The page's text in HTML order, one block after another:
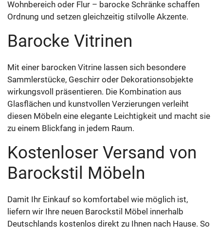
Wohnbereich oder Flur – barocke Schränke schaffen
Ordnung und setzen gleichzeitig stilvolle Akzente.
Barocke Vitrinen
Mit einer barocken Vitrine lassen sich besondere
Sammlerstücke, Geschirr oder Dekorationsobjekte
wirkungsvoll präsentieren. Die Kombination aus
Glasflächen und kunstvollen Verzierungen verleiht
diesen Möbeln eine elegante Leichtigkeit und macht sie
zu einem Blickfang in jedem Raum.
Kostenloser Versand von
Barockstil Möbeln
Damit Ihr Einkauf so komfortabel wie möglich ist,
liefern wir Ihre neuen Barockstil Möbel innerhalb
Deutschlands kostenlos direkt zu Ihnen nach Hause. So